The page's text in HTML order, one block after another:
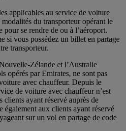
applicables au service de voiture
du transporteur opérant le
se rendre de ou à l’aéroport.
si vous possédez un billet en partage
transporteur.
Zélande et l’Australie
opérés par Emirates, ne sont pas
avec chauffeur. Depuis le
de voiture avec chauffeur n’est
ayant réservé auprès de
également aux clients ayant réservé
sur un vol en partage de code